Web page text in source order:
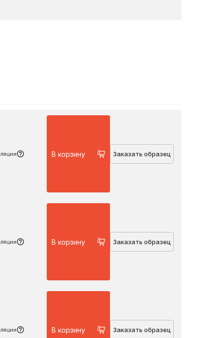
В корзину Заказать образец
В корзину Заказать образец
В корзину Заказать образец